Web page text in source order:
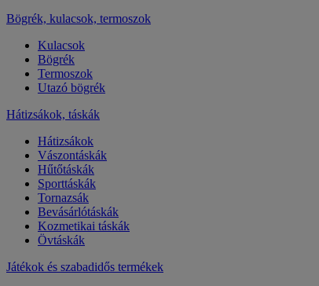
Bögrék, kulacsok, termoszok
Kulacsok
Bögrék
Termoszok
Utazó bögrék
Hátizsákok, táskák
Hátizsákok
Vászontáskák
Hűtőtáskák
Sporttáskák
Tornazsák
Bevásárlótáskák
Kozmetikai táskák
Övtáskák
Játékok és szabadidős termékek